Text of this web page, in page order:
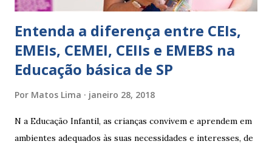
Entenda a diferença entre CEIs,
EMEIs, CEMEI, CEIIs e EMEBS na
Educação básica de SP
Por Matos Lima janeiro 28, 2018
N a Educação Infantil, as crianças convivem e aprendem em
ambientes adequados às suas necessidades e interesses, de